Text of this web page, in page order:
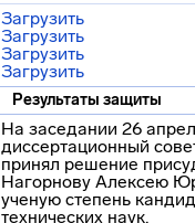
Загрузить
Загрузить
Загрузить
Загрузить
Результаты защиты
На заседании 26
диссертационный
принял решение
Нагорнову Алексею
ученую степень
технических наук.